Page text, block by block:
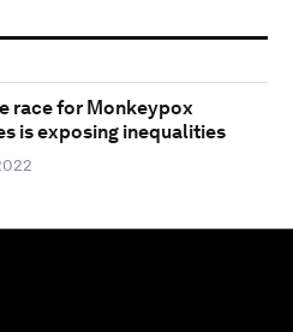
race for Monkeypox
is exposing inequalities